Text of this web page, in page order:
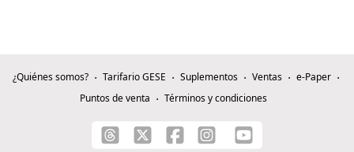
¿Quiénes somos? Tarifario GESE Suplementos Ventas
e-Paper
Puntos de venta
Términos y condiciones